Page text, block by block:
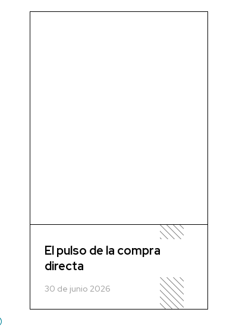
El pulso de la compra
directa
30 de junio 2026